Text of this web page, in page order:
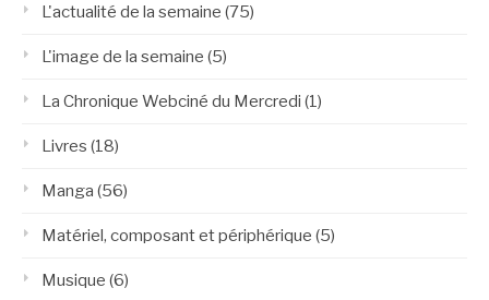
L'actualité de la semaine (75)
L'image de la semaine (5)
La Chronique Webciné du Mercredi (1)
Livres (18)
Manga (56)
Matériel, composant et périphérique (5)
Musique (6)